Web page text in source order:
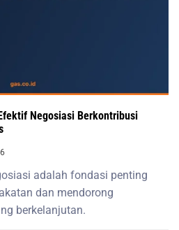
Negosiasi Berkontribusi
adalah fondasi penting
dan mendorong
berkelanjutan.